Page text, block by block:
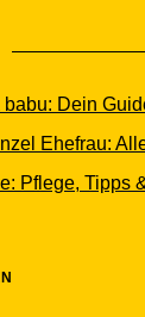
Dein
Ehefrau:
Pflege, Tipps